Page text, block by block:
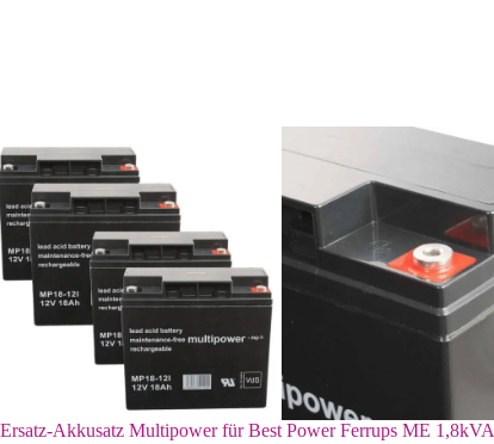
Ersatz-Akkusatz Multipower für Best Power Ferrups ME 1,8kVA